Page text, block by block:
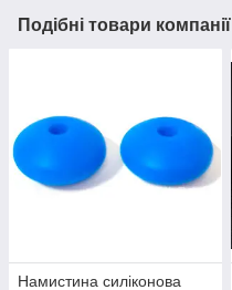
Подібні товари компанії
Намистина силіконова